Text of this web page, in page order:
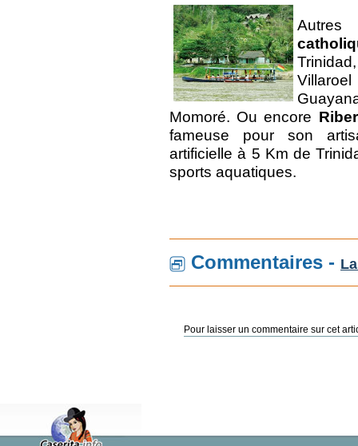
Momoré. Ou encore
fameuse pour son
artificielle à 5 Km de
sports aquatiques.
Commentaires -
Pour laisser un commentaire sur cet